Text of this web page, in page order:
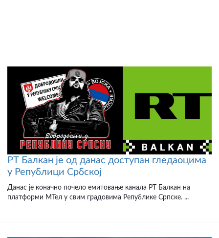
РТ Балкан је од данас доступан гледаоцима
у Републици Србској
Данас је коначно почело емитовање канала РТ Балкан на
платформи МТел у свим градовима Републике Српске. ...